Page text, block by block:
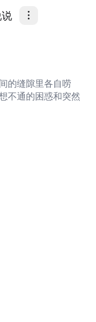
的缝隙里各自唠
不通的困惑和突然